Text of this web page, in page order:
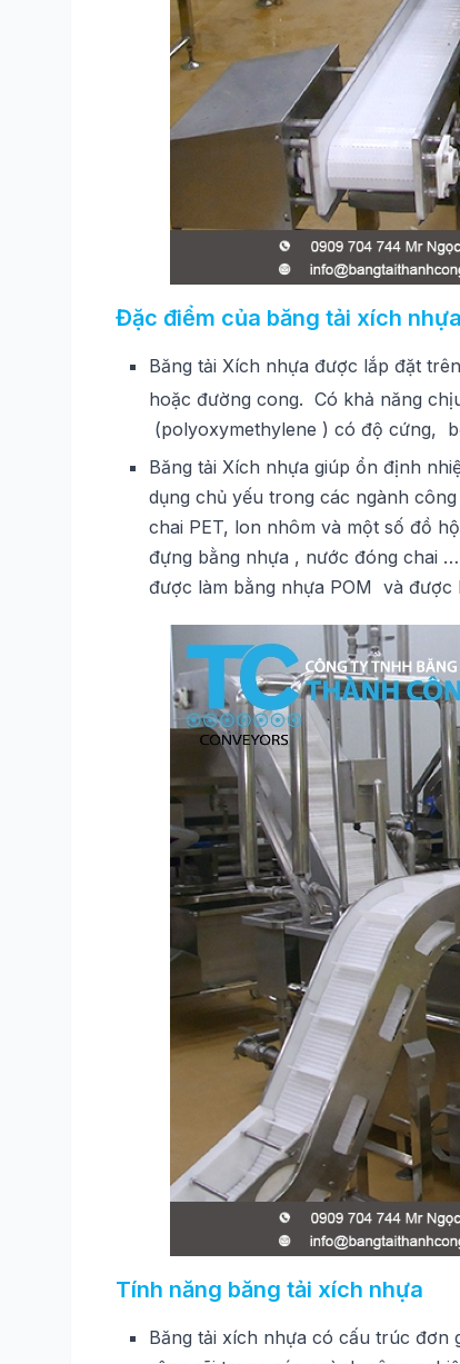
Đặc điểm của băng tải xích nhựa
Băng tải Xích nhựa được lắp đặt
hoặc đường cong. Có khả năng
(polyoxymethylene ) có độ cứng,
Băng tải Xích nhựa giúp ổn định
dụng chủ yếu trong các ngành
chai PET, lon nhôm và một số đồ
đựng bằng nhựa , nước đóng chai
được làm bằng nhựa POM và
Tính năng băng tải xích nhựa
Băng tải xích nhựa có cấu trúc đơn